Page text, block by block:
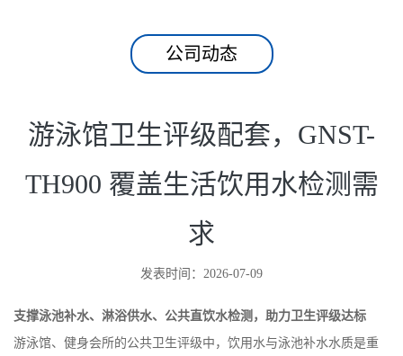
公司动态
游泳馆卫生评级配套，GNST-
TH900 覆盖生活饮用水检测需
求
发表时间：2026-07-09
支撑泳池补水、淋浴供水、公共直饮水检测，助力卫生评级达标
游泳馆、健身会所的公共卫生评级中，饮用水与泳池补水水质是重